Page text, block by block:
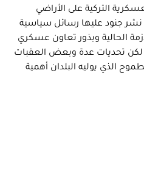
التركية على الأراضي
نشر جنود عليها رسائل سياسية
الحالية وبذور تعاون عسكري
لكن تحديات عدة وبعض العقبات
الذي يوليه البلدان أهمية